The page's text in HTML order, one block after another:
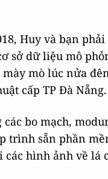
Huy và bạn
sở dữ liệu mô
mò lúc nửa
cấp TP Đà Nẵng.
bo mạch,
trình sẵn phần
hình ảnh về lá